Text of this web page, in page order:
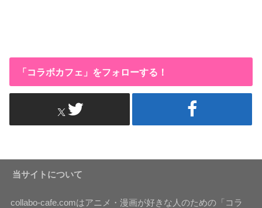
「コラボカフェ」をフォローする！
当サイトについて
collabo-cafe.comはアニメ・漫画が好きな人のための「コラ